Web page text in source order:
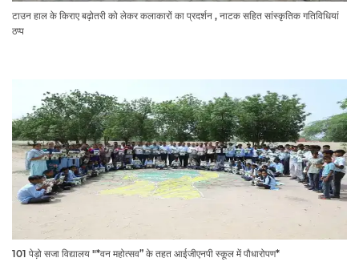
टाउन हाल के किराए बढ़ोतरी को लेकर कलाकारों का प्रदर्शन , नाटक सहित सांस्कृतिक गतिविधियां
ठप्प
101 पेड़ो सजा विद्यालय "*वन महोत्सव” के तहत आईजीएनपी स्कूल में पौधारोपण*